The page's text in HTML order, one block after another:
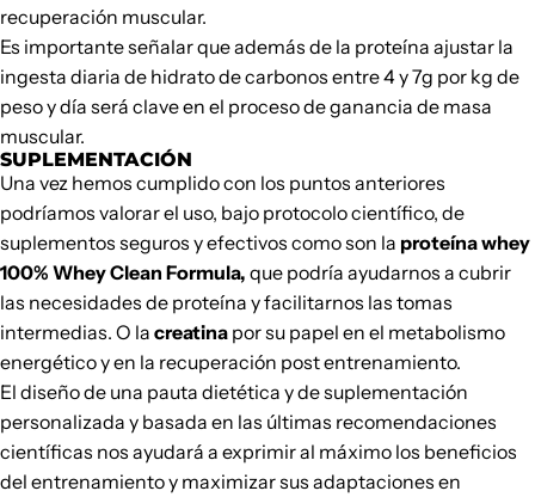
recuperación muscular.
Es importante señalar que además de la proteína ajustar la
ingesta diaria de hidrato de carbonos entre 4 y 7g por kg de
peso y día será clave en el proceso de ganancia de masa
muscular.
SUPLEMENTACIÓN
Una vez hemos cumplido con los puntos anteriores
podríamos valorar el uso, bajo protocolo científico, de
suplementos seguros y efectivos como son la proteína whey
100% Whey Clean Formula, que podría ayudarnos a cubrir
las necesidades de proteína y facilitarnos las tomas
intermedias. O la creatina por su papel en el metabolismo
energético y en la recuperación post entrenamiento.
El diseño de una pauta dietética y de suplementación
personalizada y basada en las últimas recomendaciones
científicas nos ayudará a exprimir al máximo los beneficios
del entrenamiento y maximizar sus adaptaciones en